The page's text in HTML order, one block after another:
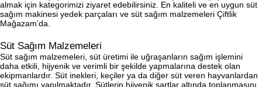
almak için kategorimizi ziyaret edebilirsiniz. En kaliteli ve en uygun süt
sağım makinesi yedek parçaları ve süt sağım malzemeleri Çiftlik
Mağazam’da.
Süt Sağım Malzemeleri
Süt sağım malzemeleri, süt üretimi ile uğraşanların sağım işlemini
daha etkili, hijyenik ve verimli bir şekilde yapmalarına destek olan
ekipmanlardır. Süt inekleri, keçiler ya da diğer süt veren hayvanlardan
süt sağımı yapılmaktadır. Sütlerin hijyenik şartlar altında toplanmasını,